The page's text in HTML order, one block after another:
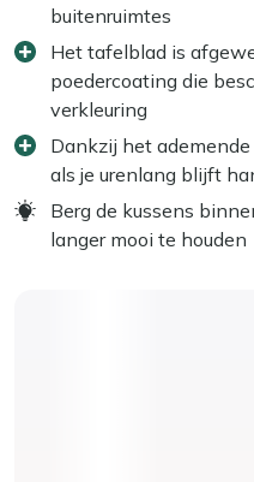
buitenruimtes
Het tafelblad is
poedercoating die
verkleuring
Dankzij het
als je urenlang blijft
Berg de kussens
langer mooi te houden